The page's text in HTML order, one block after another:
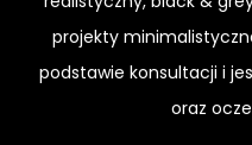
projekty
podstawie konsultacji i
oraz